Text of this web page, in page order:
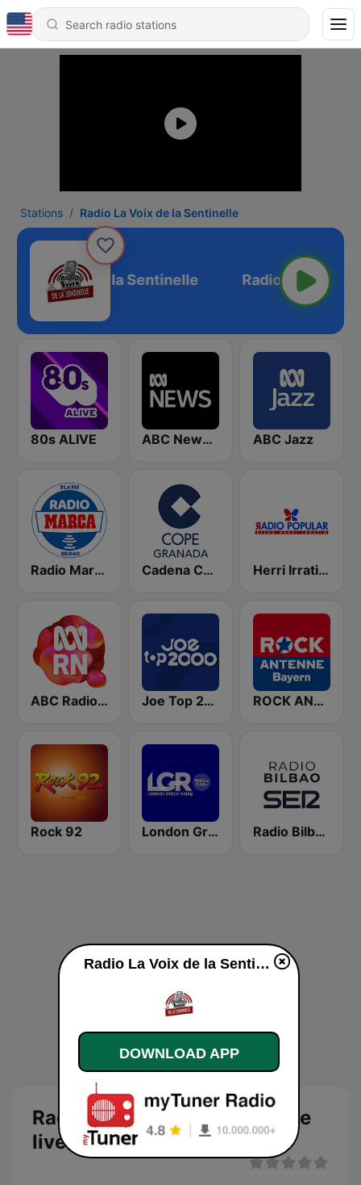
Stations Radio La Voix de la Sentinelle
La Voix de la Sentinelle
80s ALIVE ABC News Radio ABC Jazz
Radio Marca Bilbao Cadena COPE Granada Herri Irratia - Radio Popular
ABC Radio National Joe Top 2000 ROCK ANTENNE Bayern
Rock 92 London Greek Radio Radio Bilbao SER
Radio La Voix de la Sentinelle
live
Radio La Voix de la Sentinelle live
DOWNLOAD APP